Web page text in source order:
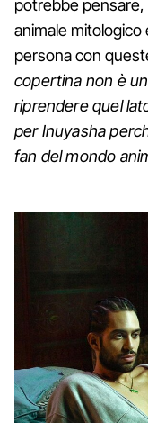
potrebbe
animale mitologico
persona con
copertina non è
riprendere quel
per Inuyasha
fan del mondo